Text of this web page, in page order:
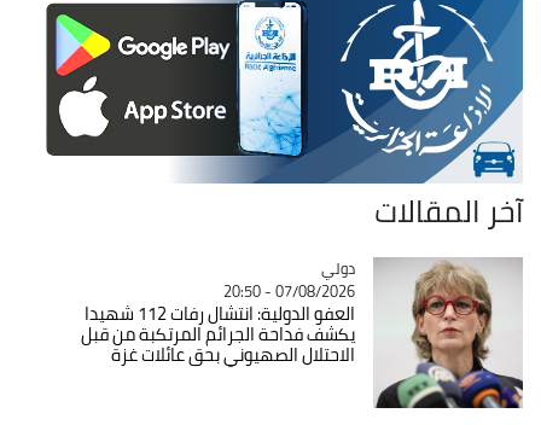
آخر المقالات
Catégorie
دولي
07/08/2026 - 20:50
العفو الدولية: انتشال رفات 112 شهيدا
يكشف فداحة الجرائم المرتكبة من قبل
الاحتلال الصهيوني بحق عائلات غزة